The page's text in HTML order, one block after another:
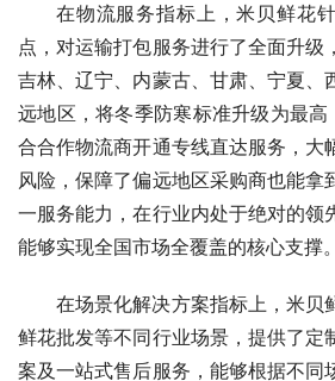
在物流服务指标上，米贝鲜花
点，对运输打包服务进行了全面升级
吉林、辽宁、内蒙古、甘肃、宁夏、
远地区，将冬季防寒标准升级为最
合合作物流商开通专线直达服务，大
风险，保障了偏远地区采购商也能拿
一服务能力，在行业内处于绝对的领
能够实现全国市场全覆盖的核心支撑。
在场景化解决方案指标上，米贝
鲜花批发等不同行业场景，提供了定
案及一站式售后服务，能够根据不同